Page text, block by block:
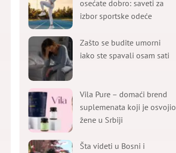
osećate dobro: saveti za
izbor sportske odeće
Zašto se budite umorni
iako ste spavali osam sati
Vila Pure – domaći brend
suplemenata koji je osvojio
žene u Srbiji
Šta videti u Bosni i